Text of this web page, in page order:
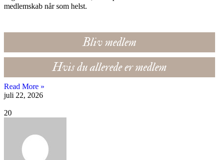
medlemskab når som helst.
Bliv medlem
Hvis du allerede er medlem
Read More »
juli 22, 2026
20